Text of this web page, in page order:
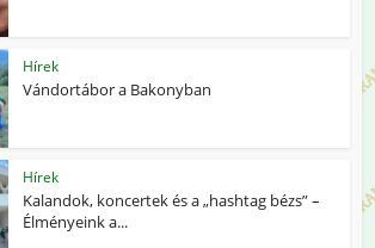
Hírek
Vándortábor a Bakonyban
Hírek
Kalandok, koncertek és a „hashtag bézs” –
Élményeink a...